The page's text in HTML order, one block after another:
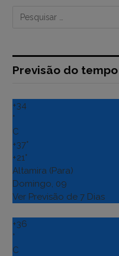
Previsão do tempo
+34
°
C
+37°
+21°
Altamira (Para)
Domingo, 09
Ver Previsão de 7 Dias
+36
°
C